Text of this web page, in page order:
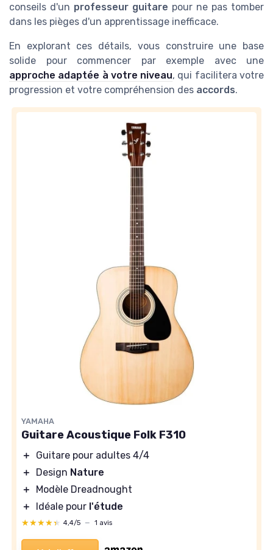
conseils d'un professeur guitare pour ne pas tomber
dans les pièges d'un apprentissage inefficace.
En explorant ces détails, vous construire une base
solide pour commencer par exemple avec une
approche adaptée à votre niveau, qui facilitera votre
progression et votre compréhension des accords.
YAMAHA
Guitare Acoustique Folk F310
＋
Guitare pour adultes 4/4
＋
Design Nature
＋
Modèle Dreadnought
＋
Idéale pour l'étude
★★★★★
★★★★★ 4,4/5 — 1 avis